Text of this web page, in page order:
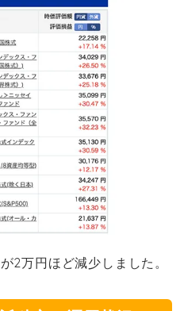
2万円ほど減少しました。